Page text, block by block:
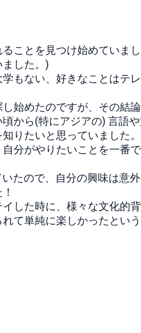
ことを見つけ始めていま
した。)
もない、好きなことはテ
始めたのですが、その結
から(特にアジアの) 言語
りたいと思っていました
分がやりたいことを一番
たので、自分の興味は意
した時に、様々な文化的
て単純に楽しかったとい